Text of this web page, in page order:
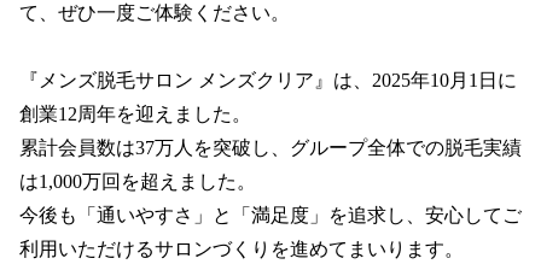
て、ぜひ一度ご体験ください。
『メンズ脱毛サロン メンズクリア』は、2025年10月1日に
創業12周年を迎えました。
累計会員数は37万人を突破し、グループ全体での脱毛実績
は1,000万回を超えました。
今後も「通いやすさ」と「満足度」を追求し、安心してご
利用いただけるサロンづくりを進めてまいります。